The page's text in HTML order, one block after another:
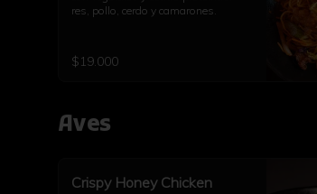
res, pollo, cerdo y camarones.
$19.000
Aves
Crispy Honey Chicken